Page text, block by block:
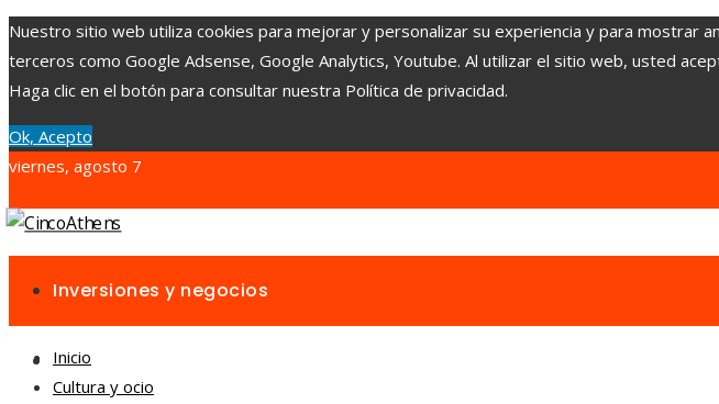
Nuestro sitio web utiliza cookies para mejorar y personalizar su experiencia y para mostrar
terceros como Google Adsense, Google Analytics, Youtube. Al utilizar el sitio web, usted
Haga clic en el botón para consultar nuestra Política de privacidad.
Ok, Acepto
viernes, agosto 7
Inversiones y negocios
Ciencia y tecnología
Inicio
Cultura y ocio